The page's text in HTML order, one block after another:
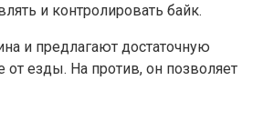
и контролировать байк.​
и предлагают достаточную
езды.​ На против, он позволяет